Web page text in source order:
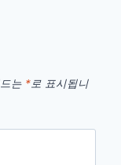
는 *로 표시됩니